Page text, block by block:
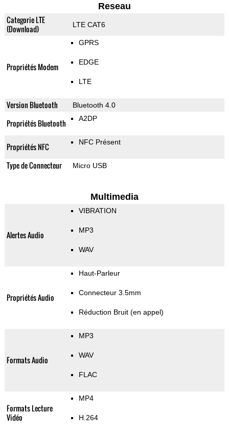
Reseau
Categorie LTE
(Download)
LTE CAT6
Propriétés Modem
GPRS
EDGE
LTE
Version Bluetooth Bluetooth 4.0
Propriétés Bluetooth A2DP
Propriétés NFC NFC Présent
Type de Connecteur Micro USB
Multimedia
Alertes Audio
VIBRATION
MP3
WAV
Propriétés Audio
Haut-Parleur
Connecteur 3.5mm
Réduction Bruit (en appel)
Formats Audio
MP3
WAV
FLAC
Formats Lecture
Vidéo
MP4
H.264